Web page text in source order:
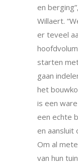
en
Willaert.
er teveel
starten
gaan
het
is een
een echte
en aansluit
Om al
van hun